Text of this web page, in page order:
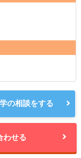
の相談をする
わせる